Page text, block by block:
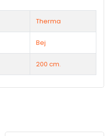
Therma
Bej
200 cm.